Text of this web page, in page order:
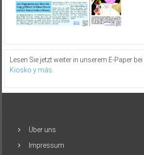
Lesen Sie jetzt weiter in unserem E-Paper bei
Kiosko y más.
Über uns
Impressum